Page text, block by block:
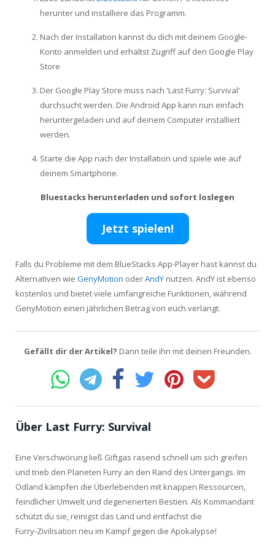
herunter und installiere das Programm.
Nach der Installation kannst du dich mit deinem Google-
Konto anmelden und erhältst Zugriff auf den Google Play
Store
Der Google Play Store muss nach 'Last Furry: Survival'
durchsucht werden. Die Android App kann nun einfach
heruntergeladen und auf deinem Computer installiert
werden.
Starte die App nach der Installation und spiele wie auf
deinem Smartphone.
Bluestacks herunterladen und sofort loslegen
Jetzt spielen!
Falls du Probleme mit dem BlueStacks App-Player hast kannst du
Alternativen wie GenyMotion oderAndY nutzen. AndY ist ebenso
kostenlos und bietet viele umfangreiche Funktionen, während
GenyMotion einen jährlichen Betrag von euch verlangt.
Gefällt dir der Artikel? Dann teile ihn mit deinen Freunden.
Über Last Furry: Survival
Eine Verschwörung ließ Giftgas rasend schnell um sich greifen
und trieb den Planeten Furry an den Rand des Untergangs. Im
Ödland kämpfen die Überlebenden mit knappen Ressourcen,
feindlicher Umwelt und degenerierten Bestien. Als Kommandant
schützt du sie, reinigst das Land und entfachst die
Furry‑Zivilisation neu im Kampf gegen die Apokalypse!